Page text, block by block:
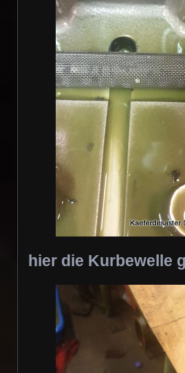
hier die Kurbewelle